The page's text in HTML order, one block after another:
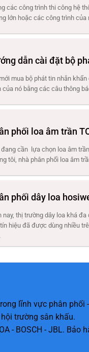
các công trình thi công hệ
lớn hoặc các công trình
dẫn cài đặt bộ
mua bộ phát tin nhắn
của nó bằng các câu thông
phối loa âm trần
đang cần lựa chọn loa âm
tôi, nhà phân phối loa âm
phối dây loa
nay, thị trường dây loa khá
hiệu đã được dùng nhiều
lĩnh vực phân
trường sân khấu.
- BOSCH - JBL. Bảo